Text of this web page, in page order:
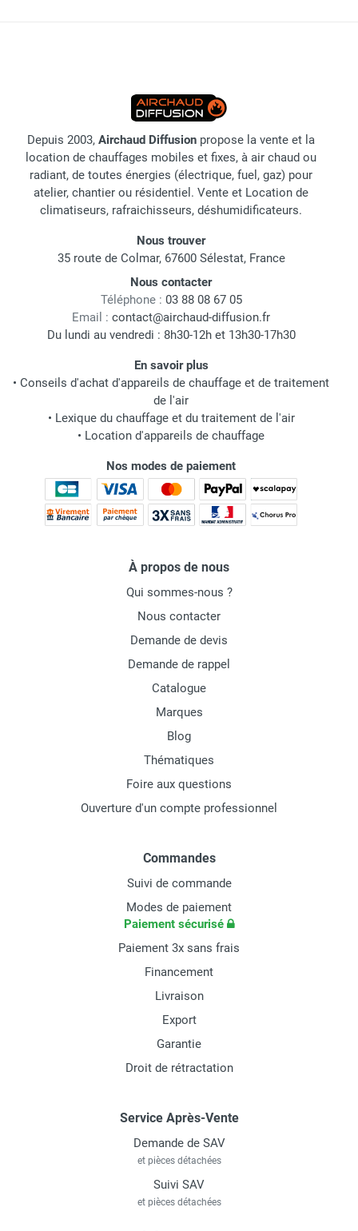
Depuis 2003, Airchaud Diffusion propose la vente et la
location de chauffages mobiles et fixes, à air chaud ou
radiant, de toutes énergies (électrique, fuel, gaz) pour
atelier, chantier ou résidentiel. Vente et Location de
climatiseurs, rafraichisseurs, déshumidificateurs.
Nous trouver
35 route de Colmar, 67600 Sélestat, France
Nous contacter
Téléphone : 03 88 08 67 05
Email : contact@airchaud-diffusion.fr
Du lundi au vendredi : 8h30-12h et 13h30-17h30
En savoir plus
• Conseils d'achat d'appareils de chauffage et de traitement
de l'air
• Lexique du chauffage et du traitement de l'air
• Location d'appareils de chauffage
Nos modes de paiement
À propos de nous
Qui sommes-nous ?
Nous contacter
Demande de devis
Demande de rappel
Catalogue
Marques
Blog
Thématiques
Foire aux questions
Ouverture d'un compte professionnel
Commandes
Suivi de commande
Modes de paiement
Paiement sécurisé
Paiement 3x sans frais
Financement
Livraison
Export
Garantie
Droit de rétractation
Service Après-Vente
Demande de SAV
et pièces détachées
Suivi SAV
et pièces détachées